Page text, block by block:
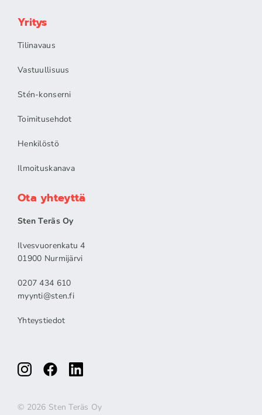
Yritys
Tilinavaus
Vastuullisuus
Stén-konserni
Toimitusehdot
Henkilöstö
Ilmoituskanava
Ota yhteyttä
Sten Teräs Oy
Ilvesvuorenkatu 4
01900 Nurmijärvi
0207 434 610
myynti@sten.fi
Yhteystiedot
© 2026 Sten Teräs Oy